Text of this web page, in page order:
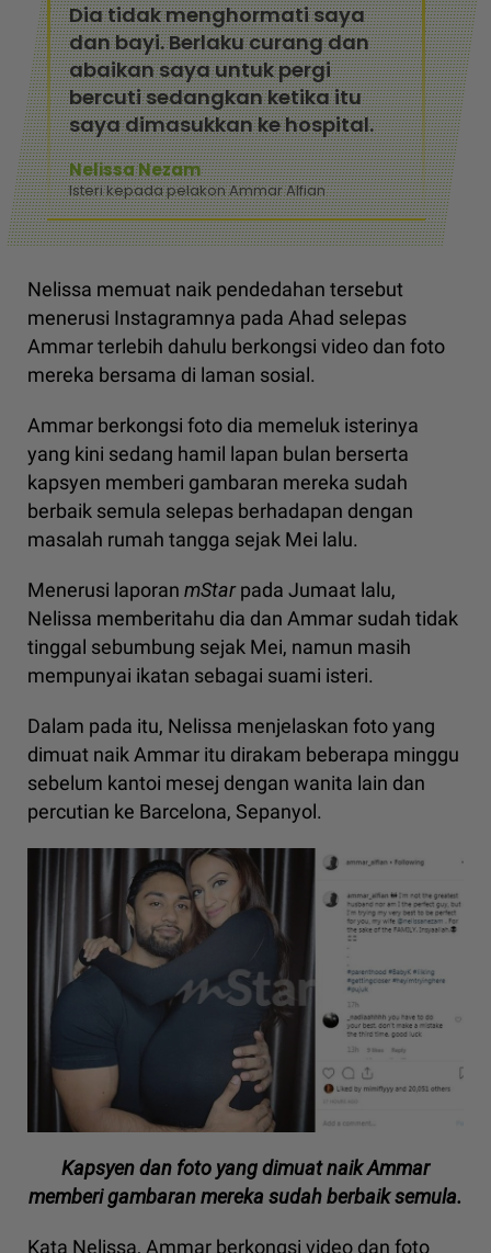
Dia tidak menghormati saya
dan bayi. Berlaku curang dan
abaikan saya untuk pergi
bercuti sedangkan ketika itu
saya dimasukkan ke hospital.
Nelissa Nezam
Isteri kepada pelakon Ammar Alfian
Nelissa memuat naik pendedahan tersebut
menerusi Instagramnya pada Ahad selepas
Ammar terlebih dahulu berkongsi video dan foto
mereka bersama di laman sosial.
Ammar berkongsi foto dia memeluk isterinya
yang kini sedang hamil lapan bulan berserta
kapsyen memberi gambaran mereka sudah
berbaik semula selepas berhadapan dengan
masalah rumah tangga sejak Mei lalu.
Menerusi laporan mStarpada Jumaat lalu,
Nelissa memberitahu dia dan Ammar sudah tidak
tinggal sebumbung sejak Mei, namun masih
mempunyai ikatan sebagai suami isteri.
Dalam pada itu, Nelissa menjelaskan foto yang
dimuat naik Ammar itu dirakam beberapa minggu
sebelum kantoi mesej dengan wanita lain dan
percutian ke Barcelona, Sepanyol.
Kapsyen dan foto yang dimuat naik Ammar
memberi gambaran mereka sudah berbaik semula.
Kata Nelissa, Ammar berkongsi video dan foto